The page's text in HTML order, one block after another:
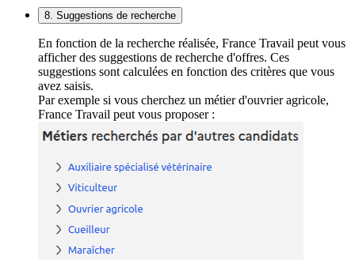
8. Suggestions de recherche
En fonction de la recherche réalisée, France Travail peut vous
afficher des suggestions de recherche d'offres. Ces
suggestions sont calculées en fonction des critères que vous
avez saisis.
Par exemple si vous cherchez un métier d'ouvrier agricole,
France Travail peut vous proposer :